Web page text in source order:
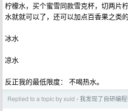
柠檬水，买个蜜雪同款雪克杯，切两片
水就就可以了，还可以加点百香果之类的
冰水
凉水
反正我的最低限度： 不喝热水。
Replied to a topic by xuld › 我发现了自研编